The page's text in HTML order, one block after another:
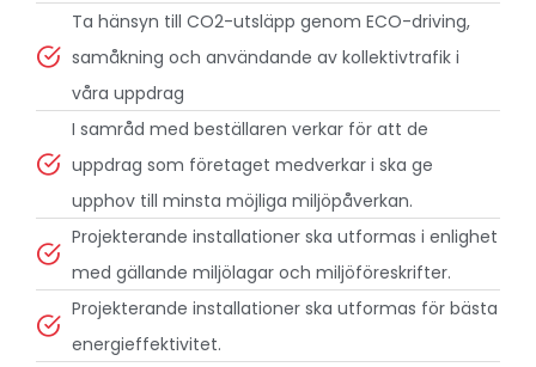
Ta hänsyn till CO2-utsläpp genom ECO-driving,
samåkning och användande av kollektivtrafik i
våra uppdrag
I samråd med beställaren verkar för att de
uppdrag som företaget medverkar i ska ge
upphov till minsta möjliga miljöpåverkan.
Projekterande installationer ska utformas i enlighet
med gällande miljölagar och miljöföreskrifter.
Projekterande installationer ska utformas för bästa
energieffektivitet.